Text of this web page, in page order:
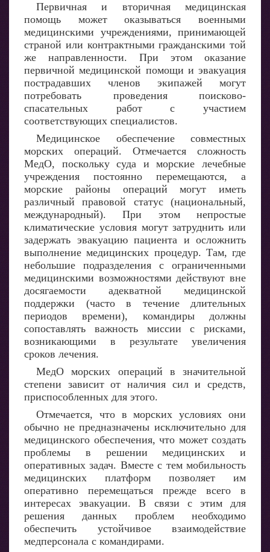
Первичная и вторичная медицинская
помощь может оказываться военными
медицинскими учреждениями, принимающей
страной или контрактными гражданскими той
же направленности. При этом оказание
первичной медицинской помощи и эвакуация
пострадавших членов экипажей могут
потребовать проведения поисково-
спасательных работ с участием
соответствующих специалистов.
Медицинское обеспечение совместных
морских операций. Отмечается сложность
МедО, поскольку суда и морские лечебные
учреждения постоянно перемещаются, а
морские районы операций могут иметь
различный правовой статус (национальный,
международный). При этом непростые
климатические условия могут затруднить или
задержать эвакуацию пациента и осложнить
выполнение медицинских процедур. Там, где
небольшие подразделения с ограниченными
медицинскими возможностями действуют вне
досягаемости адекватной медицинской
поддержки (часто в течение длительных
периодов времени), командиры должны
сопоставлять важность миссии с рисками,
возникающими в результате увеличения
сроков лечения.
МедО морских операций в значительной
степени зависит от наличия сил и средств,
приспособленных для этого.
Отмечается, что в морских условиях они
обычно не предназначены исключительно для
медицинского обеспечения, что может создать
проблемы в решении медицинских и
оперативных задач. Вместе с тем мобильность
медицинских платформ позволяет им
оперативно перемещаться прежде всего в
интересах эвакуации. В связи с этим для
решения данных проблем необходимо
обеспечить устойчивое взаимодействие
медперсонала с командирами.